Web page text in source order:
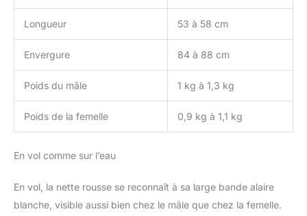
Longueur 53 à 58 cm
Envergure 84 à 88 cm
Poids du mâle 1 kg à 1,3 kg
Poids de la femelle 0,9 kg à 1,1 kg
En vol comme sur l’eau
En vol, la nette rousse se reconnaît à sa large bande alaire
blanche, visible aussi bien chez le mâle que chez la femelle.